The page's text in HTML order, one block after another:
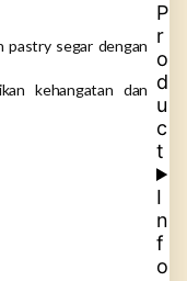
pastry segar dengan
kehangatan dan
P
r
o
d
u
c
t
I
n
f
o